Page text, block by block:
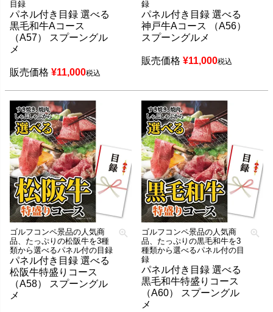
目録
パネル付き目録 選べる
黒毛和牛Aコース
（A57） スプーングル
メ
販売価格 ¥11,000税込
録
パネル付き目録 選べる
神戸牛Aコース （A56）
スプーングルメ
販売価格 ¥11,000税込
ゴルフコンペ景品の人気商
品、たっぷりの松阪牛を3種
類から選べるパネル付の目録
パネル付き目録 選べる
松阪牛特盛りコース
（A58） スプーングル
メ
ゴルフコンペ景品の人気商
品、たっぷりの黒毛和牛を3
種類から選べるパネル付の目
録
パネル付き目録 選べる
黒毛和牛特盛りコース
（A60） スプーングル
メ